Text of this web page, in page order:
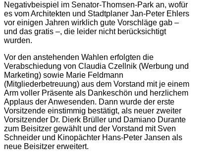
Negativbeispiel im Senator-Thomsen-Park an, wofür
es vom Architekten und Stadtplaner Jan-Peter Ehlers
vor einigen Jahren wirklich gute Vorschläge gab –
und das gratis –, die leider nicht berücksichtigt
wurden.
Vor den anstehenden Wahlen erfolgten die
Verabschiedung von Claudia Czellnik (Werbung und
Marketing) sowie Marie Feldmann
(Mitgliederbetreuung) aus dem Vorstand mit je einem
Arm voller Präsente als Dankeschön und herzlichem
Applaus der Anwesenden. Dann wurde der erste
Vorsitzende einstimmig bestätigt, als neuer zweiter
Vorsitzender Dr. Dierk Brüller und Damiano Durante
zum Beisitzer gewählt und der Vorstand mit Sven
Schneider und Kinopächter Hans-Peter Jansen als
neue Beisitzer erweitert.